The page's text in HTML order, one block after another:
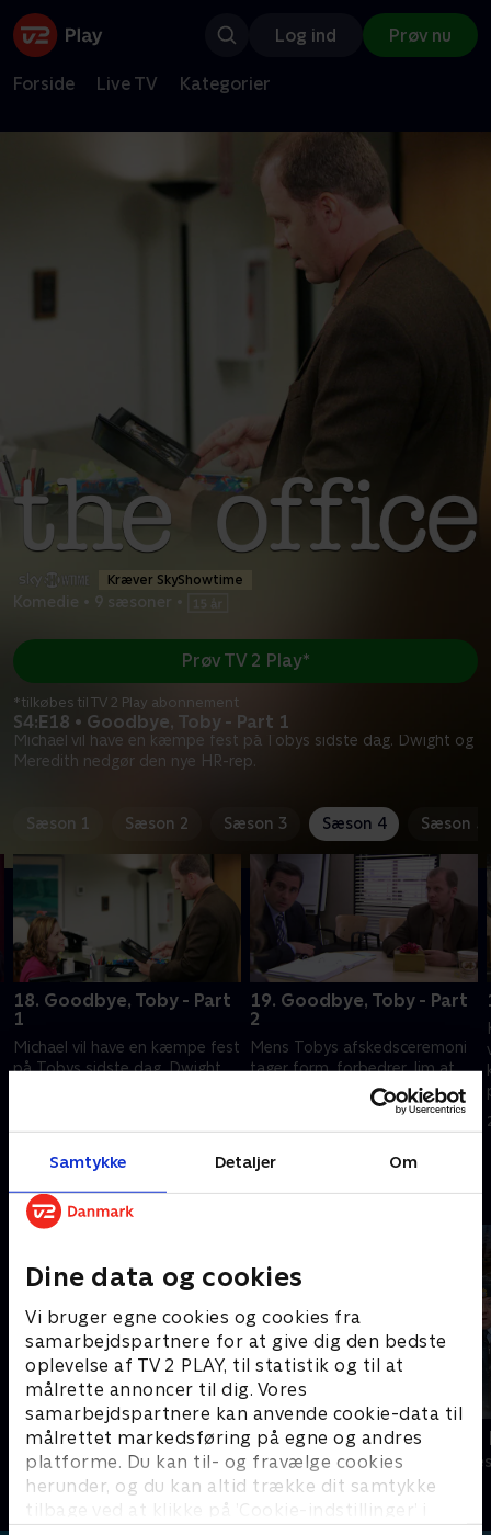
Samtykke Detaljer Om
Dine data og cookies
Vi bruger egne cookies og cookies fra
samarbejdspartnere for at give dig den bedste
oplevelse af TV 2 PLAY, til statistik og til at
målrette annoncer til dig. Vores
samarbejdspartnere kan anvende cookie-data til
målrettet markedsføring på egne og andres
platforme. Du kan til- og fravælge cookies
herunder, og du kan altid trække dit samtykke
tilbage ved at klikke på ’Cookie-indstillinger’ i
Log ind Prøv nu
Forside Live TV Kategorier
Kræver SkyShowtime
Komedie • 9 sæsoner •
S4:E18 • Goodbye, Toby - Part 1
Michael vil have en kæmpe fest på Tobys sidste dag. Dwight og
Meredith nedgør den nye HR-rep.
Prøv TV 2 Play*
*tilkøbes til TV 2 Play abonnement
Sæson 1 Sæson 2 Sæson 3 Sæson 4 Sæson 5
18. Goodbye, Toby - Part
1
Michael vil have en kæmpe fest
på Tobys sidste dag. Dwight
19. Goodbye, Toby - Part
2
Mens Tobys afskedsceremoni
tager form, forbedrer Jim at
20. september 2022 • 20 min
Andre så også
Robssons (dansk tale)
Komedie • 1 sæsoner
LasseMajas
Komedie • 1